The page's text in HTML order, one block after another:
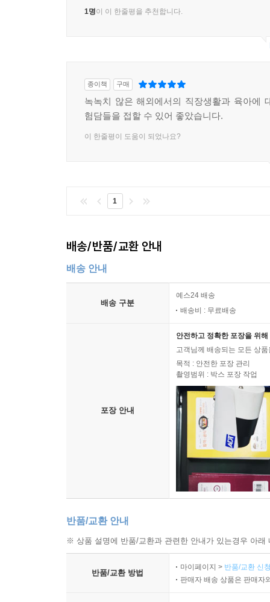
1명이 이 한줄평을 추천합니다.
종이책 구매
녹녹치 않은 해외에서의 직장생활과 육아에
험담들을 접할 수 있어 좋았습니다.
이 한줄평이 도움이 되었나요?
1
배송/반품/교환 안내
배송 안내
배송 구분
예스24 배송
배송비 : 무료배송
포장 안내
안전하고 정확한 포장을 위
고객님께 배송되는 모든 상
목적 : 안전한 포장 관리
촬영범위 : 박스 포장 작업
반품/교환 안내
※ 상품 설명에 반품/교환과 관련한 안내가 있는경우 아
반품/교환 방법
마이페이지 > 반품/교환 신
판매자 배송 상품은 판매자